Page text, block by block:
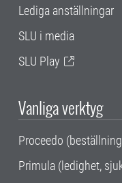
Lediga anställningar
SLU i media
SLU Play
Vanliga verktyg
Proceedo
Primula (ledighet,